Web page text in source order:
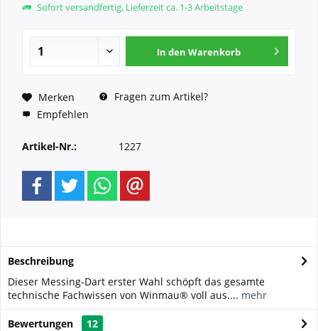
Sofort versandfertig, Lieferzeit ca. 1-3 Arbeitstage
In den Warenkorb
Merken
Fragen zum Artikel?
Empfehlen
Artikel-Nr.: 1227
Beschreibung
Dieser Messing-Dart erster Wahl schöpft das gesamte
technische Fachwissen von Winmau® voll aus.... mehr
Bewertungen
12